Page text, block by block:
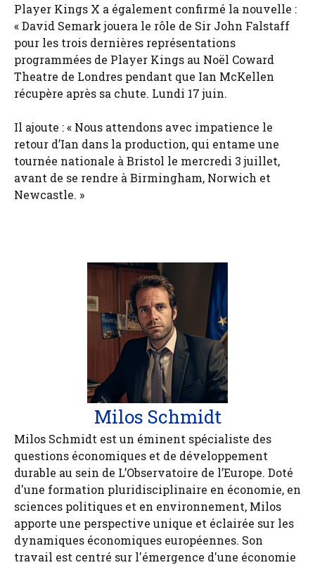
Player Kings X a également confirmé la nouvelle :
« David Semark jouera le rôle de Sir John Falstaff
pour les trois dernières représentations
programmées de Player Kings au Noël Coward
Theatre de Londres pendant que Ian McKellen
récupère après sa chute. Lundi 17 juin.
Il ajoute : « Nous attendons avec impatience le
retour d’Ian dans la production, qui entame une
tournée nationale à Bristol le mercredi 3 juillet,
avant de se rendre à Birmingham, Norwich et
Newcastle. »
Milos Schmidt
Milos Schmidt est un éminent spécialiste des
questions économiques et de développement
durable au sein de L’Observatoire de l’Europe. Doté
d'une formation pluridisciplinaire en économie, en
sciences politiques et en environnement, Milos
apporte une perspective unique et éclairée sur les
dynamiques économiques européennes. Son
travail est centré sur l'émergence d'une économie